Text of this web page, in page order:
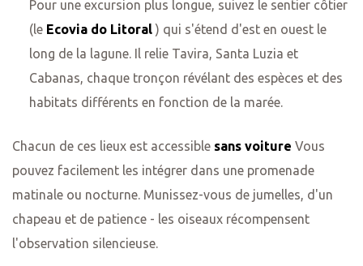
Pour une excursion plus longue, suivez le sentier côtier
(le Ecovia do Litoral) qui s'étend d'est en ouest le
long de la lagune. Il relie Tavira, Santa Luzia et
Cabanas, chaque tronçon révélant des espèces et des
habitats différents en fonction de la marée.
Chacun de ces lieux est accessible sans voiture Vous
pouvez facilement les intégrer dans une promenade
matinale ou nocturne. Munissez-vous de jumelles, d'un
chapeau et de patience - les oiseaux récompensent
l'observation silencieuse.